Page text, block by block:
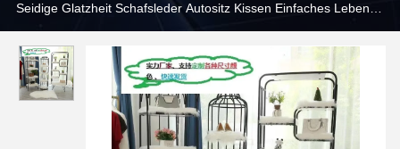
Seidige Glatzheit Schafsleder Autositz Kissen Einfaches Leben